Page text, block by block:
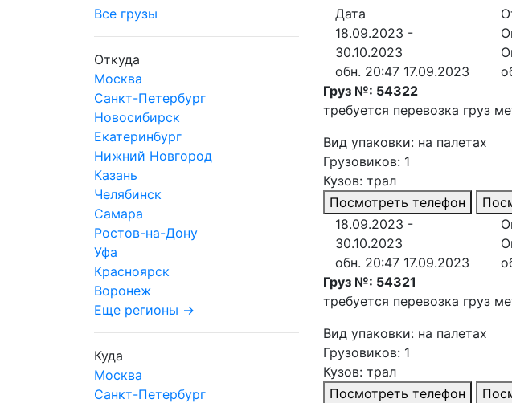
Все грузы
Откуда
Москва
Санкт-Петербург
Новосибирск
Екатеринбург
Нижний Новгород
Казань
Челябинск
Самара
Ростов-на-Дону
Уфа
Красноярск
Воронеж
Еще регионы →
Куда
Москва
Санкт-Петербург
Дата
18.09.2023 -
30.10.2023
обн. 20:47 17.09.2023
Груз №: 54322
требуется перевозка груз
Вид упаковки: на палетах
Грузовиков: 1
Кузов: трал
Посмотреть телефон
18.09.2023 -
30.10.2023
обн. 20:47 17.09.2023
Груз №: 54321
требуется перевозка груз
Вид упаковки: на палетах
Грузовиков: 1
Кузов: трал
Посмотреть телефон